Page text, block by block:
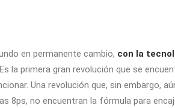
en permanente cambio, con la
la primera gran revolución que se
Una revolución que, sin embargo,
8ps, no encuentran la fórmula para